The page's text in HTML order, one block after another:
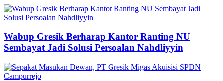
Wabup Gresik Berharap Kantor Ranting NU
Sembayat Jadi Solusi Persoalan Nahdliyyin